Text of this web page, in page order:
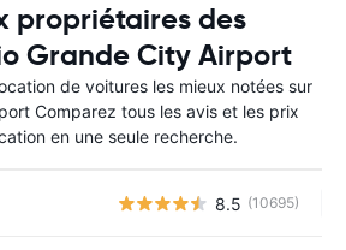
propriétaires des
Grande City Airport
de voitures les mieux notées sur
Comparez tous les avis et les prix
en une seule recherche.
8.5 (10695)